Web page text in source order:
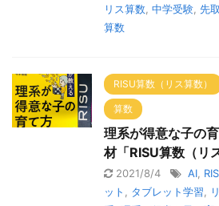
リス算数 中学受験 先
算数
RISU算数（リス算数）
算数
理系が得意な子の
材「RISU算数（リ
2021/8/4 AI
ット
タブレット学習